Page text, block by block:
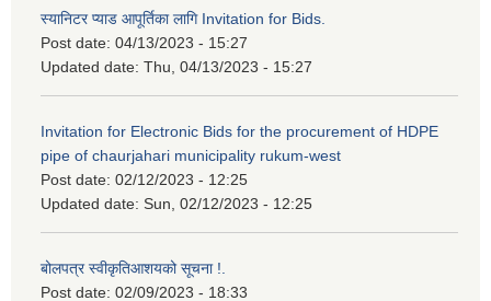
स्यानिटर प्याड आपूर्तिका लागि Invitation for Bids.
Post date: 04/13/2023 - 15:27
Updated date: Thu, 04/13/2023 - 15:27
Invitation for Electronic Bids for the procurement of HDPE
pipe of chaurjahari municipality rukum-west
Post date: 02/12/2023 - 12:25
Updated date: Sun, 02/12/2023 - 12:25
बोलपत्र स्वीकृतिआशयको सूचना !.
Post date: 02/09/2023 - 18:33